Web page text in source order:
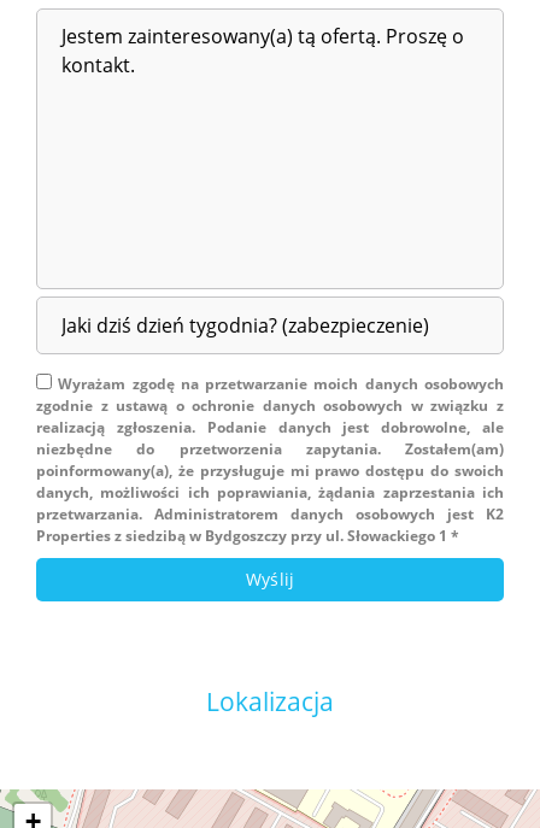
Wyrażam zgodę na przetwarzanie moich danych osobowych
zgodnie z ustawą o ochronie danych osobowych w związku z
realizacją zgłoszenia. Podanie danych jest dobrowolne, ale
niezbędne do przetworzenia zapytania. Zostałem(am)
poinformowany(a), że przysługuje mi prawo dostępu do swoich
danych, możliwości ich poprawiania, żądania zaprzestania ich
przetwarzania. Administratorem danych osobowych jest K2
Properties z siedzibą w Bydgoszczy przy ul. Słowackiego 1 *
Lokalizacja
+